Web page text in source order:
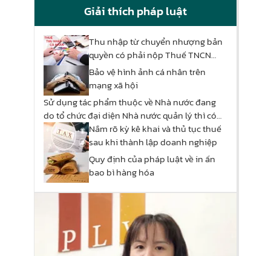
Giải thích pháp luật
Thu nhập từ chuyển nhượng bản
quyền có phải nộp Thuế TNCN
không?
Bảo vệ hình ảnh cá nhân trên
mạng xã hội
Sử dụng tác phẩm thuộc về Nhà nước đang
do tổ chức đại diện Nhà nước quản lý thì có
phải xin phép?Nắm rõ kỳ kê khai và thủ tục thuế
sau khi thành lập doanh nghiệp
Quy định của pháp luật về in ấn
bao bì hàng hóa